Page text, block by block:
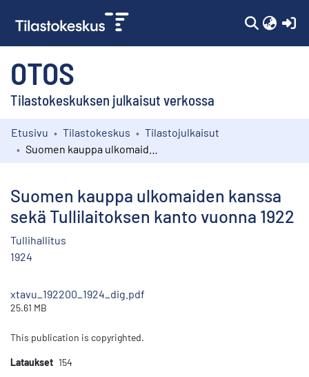
OTOS
Tilastokeskuksen julkaisut verkossa
Kokoelmat
Etusivu Tilastokeskus
Tilastojulkaisut
Suomen kauppa ulkomaiden kanssa
sekä Tullilaitoksen kanto vuonna 1922
Tullihallitus
1924
xtavu_192200_1924_dig.pdf
25.61 MB
This publication is copyrighted.
Lataukset 154